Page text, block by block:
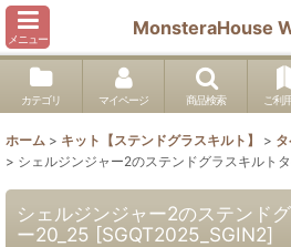
メニュー
MonsteraHouse
カテゴリ マイページ 商品検索 ご利
ホーム > キット【ステンドグラスキルト】 >
> シェルジンジャー2のステンドグラスキルト
シェルジンジャー2のステンド
ー20_25 [SGQT2025_SGIN2]